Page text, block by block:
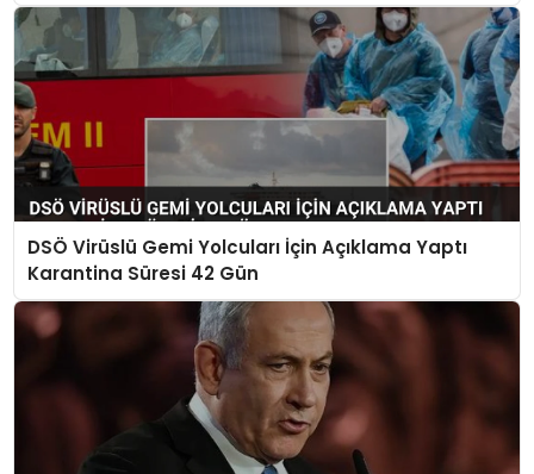
DSÖ Virüslü Gemi Yolcuları İçin Açıklama Yaptı
Karantina Süresi 42 Gün